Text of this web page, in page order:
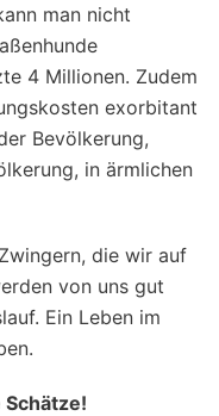
man nicht
4 Millionen. Zudem
exorbitant
Bevölkerung,
in ärmlichen
die wir auf
von uns gut
Ein Leben im